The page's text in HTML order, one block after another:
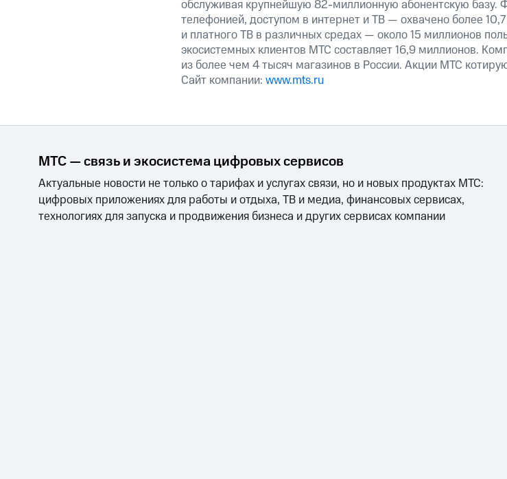
обслуживая крупнейшую 82-миллионную абонентскую
телефонией, доступом в интернет и ТВ — охвачено более
и платного ТВ в различных средах — около 15 миллионов
экосистемных клиентов МТС составляет 16,9 миллионов.
из более чем 4 тысяч магазинов в России. Акции МТС
Сайт компании: www.mts.ru
МТС — связь и экосистема цифровых сервисов
Актуальные новости не только о тарифах и услугах связи, но и новых продуктах МТС:
цифровых приложениях для работы и отдыха, ТВ и медиа, финансовых сервисах,
технологиях для запуска и продвижения бизнеса и других сервисах компании